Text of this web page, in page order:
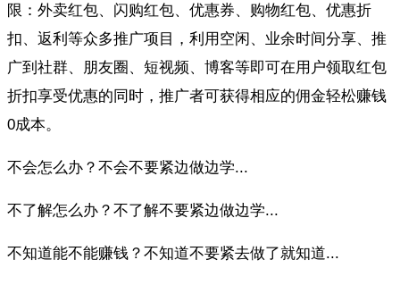
限：外卖红包、闪购红包、优惠券、购物红包、优惠折
扣、返利等众多推广项目，利用空闲、业余时间分享、推
广到社群、朋友圈、短视频、博客等即可在用户领取红包
折扣享受优惠的同时，推广者可获得相应的佣金轻松赚钱
0成本。
不会怎么办？不会不要紧边做边学...
不了解怎么办？不了解不要紧边做边学...
不知道能不能赚钱？不知道不要紧去做了就知道...